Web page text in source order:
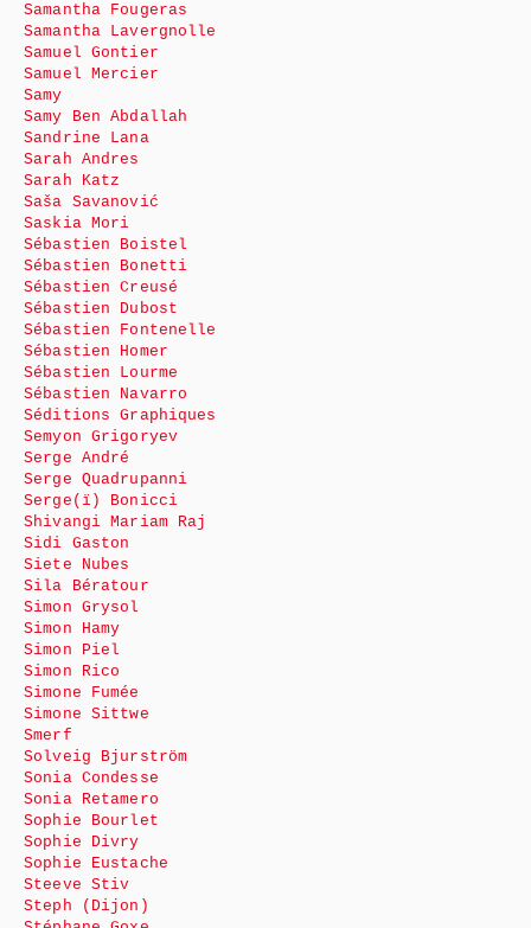
Samantha Fougeras
Samantha Lavergnolle
Samuel Gontier
Samuel Mercier
Samy
Samy Ben Abdallah
Sandrine Lana
Sarah Andres
Sarah Katz
Saša Savanović
Saskia Mori
Sébastien Boistel
Sébastien Bonetti
Sébastien Creusé
Sébastien Dubost
Sébastien Fontenelle
Sébastien Homer
Sébastien Lourme
Sébastien Navarro
Séditions Graphiques
Semyon Grigoryev
Serge André
Serge Quadrupanni
Serge(ï) Bonicci
Shivangi Mariam Raj
Sidi Gaston
Siete Nubes
Sila Bératour
Simon Grysol
Simon Hamy
Simon Piel
Simon Rico
Simone Fumée
Simone Sittwe
Smerf
Solveig Bjurström
Sonia Condesse
Sonia Retamero
Sophie Bourlet
Sophie Divry
Sophie Eustache
Steeve Stiv
Steph (Dijon)